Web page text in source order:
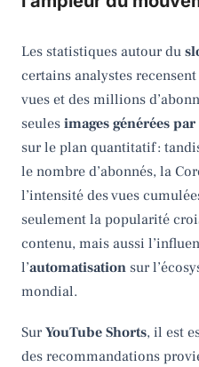
Les statistiques autour du
certains analystes
vues et des millions
seules images générées
sur le plan quantitatif :
le nombre d’abonnés, la
l’intensité des vues
seulement la popularité
contenu, mais aussi
l’automatisation sur
mondial.
SurYouTube Shorts, il est
des recommandations